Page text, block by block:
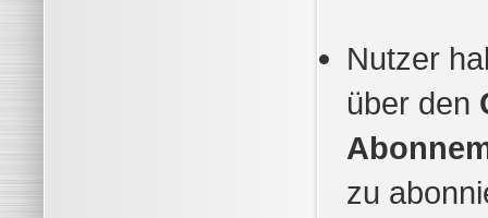
Nutzer
über den
zu